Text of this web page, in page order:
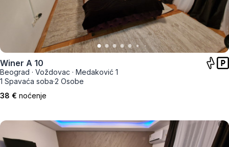
Winer A 10
Beograd · Voždovac · Medaković 1
1 Spavaća soba·2 Osobe
38 € noćenje